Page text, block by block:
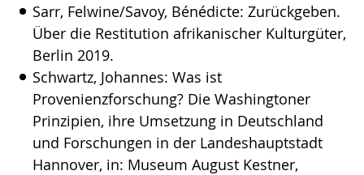
Sarr, Felwine/Savoy, Bénédicte: Zurückgeben.
Über die Restitution afrikanischer Kulturgüter,
Berlin 2019.
Schwartz, Johannes: Was ist
Provenienzforschung? Die Washingtoner
Prinzipien, ihre Umsetzung in Deutschland
und Forschungen in der Landeshauptstadt
Hannover, in: Museum August Kestner,